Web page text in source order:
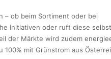
– ob beim Sortiment oder bei
Initiativen oder ruft diese
der Märkte wird zudem
100% mit Grünstrom aus